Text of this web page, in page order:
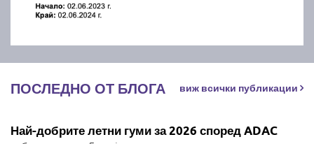
ПОСЛЕДНО ОТ БЛОГА виж всички публикации
Най-добрите летни гуми за 2026 според ADAC